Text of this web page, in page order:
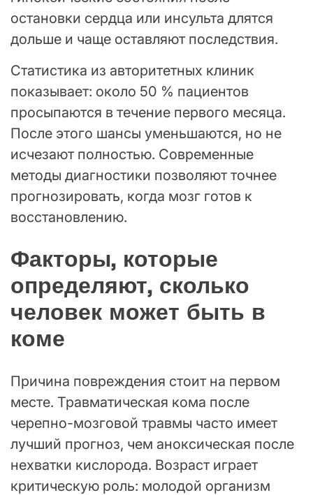
остановки сердца или инсульта длятся
дольше и чаще оставляют последствия.
Статистика из авторитетных клиник
показывает: около 50 % пациентов
просыпаются в течение первого месяца.
После этого шансы уменьшаются, но не
исчезают полностью. Современные
методы диагностики позволяют точнее
прогнозировать, когда мозг готов к
восстановлению.
Факторы, которые
определяют, сколько
человек может быть в
коме
Причина повреждения стоит на первом
месте. Травматическая кома после
черепно-мозговой травмы часто имеет
лучший прогноз, чем аноксическая после
нехватки кислорода. Возраст играет
критическую роль: молодой организм